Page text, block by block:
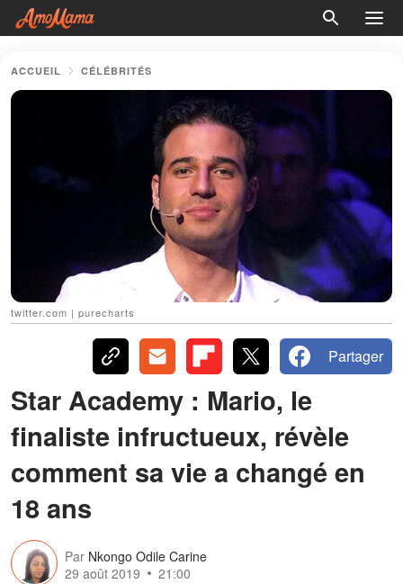
ACCUEIL CÉLÉBRITÉS
twitter.com | purecharts
Partager
Star Academy : Mario, le
finaliste infructueux, révèle
comment sa vie a changé en
18 ans
Par Nkongo Odile Carine
29 août 2019
21:00